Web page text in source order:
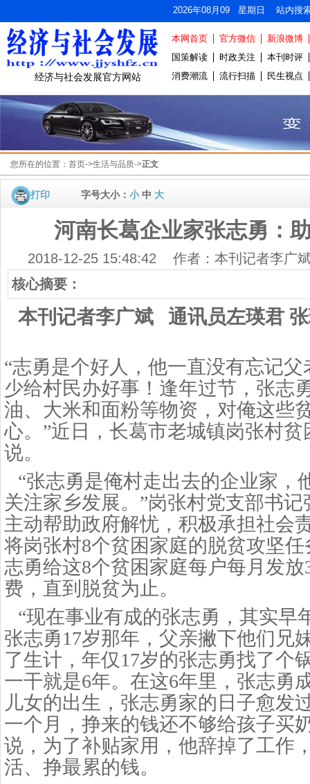
2026年08月09 星期日 站内搜
经济与社会发展官方网站
本网首页 官方微信
新浪微博
国策解读
时政关注
本刊时评
消费潮流
流行扫描 民生视点
您所在的位置： 首页->生活与品质->正文
打印 字号大小： 小中 大
河南长葛企业家张志勇：
2018-12-25 15:48:42 作者：本刊记者李广
核心摘要：
本刊记者李广斌 通讯员左瑛君
“志勇是个好人，他一直没有忘记
少给村民办好事！逢年过节，张志
油、大米和面粉等物资，对俺这些
心。”近日，长葛市老城镇岗张村
说。
“张志勇是俺村走出去的企业家，
关注家乡发展。”岗张村党支部书
主动帮助政府解忧，积极承担社会
将岗张村8个贫困家庭的脱贫攻坚任
志勇给这8个贫困家庭每户每月发放
费，直到脱贫为止。
“现在事业有成的张志勇，其实早
张志勇17岁那年，父亲撇下他们兄
了生计，年仅17岁的张志勇找了个
一干就是6年。在这6年里，张志勇
儿女的出生，张志勇家的日子愈发
一个月，挣来的钱还不够给孩子买
说，为了补贴家用，他辞掉了工作
活、挣最累的钱。